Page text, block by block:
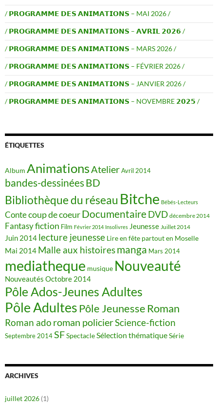
/ 𝗣𝗥𝗢𝗚𝗥𝗔𝗠𝗠𝗘 𝗗𝗘𝗦 𝗔𝗡𝗜𝗠𝗔𝗧𝗜𝗢𝗡𝗦 – MAI 2026 /
/ 𝗣𝗥𝗢𝗚𝗥𝗔𝗠𝗠𝗘 𝗗𝗘𝗦 𝗔𝗡𝗜𝗠𝗔𝗧𝗜𝗢𝗡𝗦 – 𝗔𝗩𝗥𝗜𝗟 𝟮𝟬𝟮𝟲 /
/ 𝗣𝗥𝗢𝗚𝗥𝗔𝗠𝗠𝗘 𝗗𝗘𝗦 𝗔𝗡𝗜𝗠𝗔𝗧𝗜𝗢𝗡𝗦 – MARS 2026 /
/ 𝗣𝗥𝗢𝗚𝗥𝗔𝗠𝗠𝗘 𝗗𝗘𝗦 𝗔𝗡𝗜𝗠𝗔𝗧𝗜𝗢𝗡𝗦 – FÉVRIER 2026 /
/ 𝗣𝗥𝗢𝗚𝗥𝗔𝗠𝗠𝗘 𝗗𝗘𝗦 𝗔𝗡𝗜𝗠𝗔𝗧𝗜𝗢𝗡𝗦 – JANVIER 2026 /
/ 𝗣𝗥𝗢𝗚𝗥𝗔𝗠𝗠𝗘 𝗗𝗘𝗦 𝗔𝗡𝗜𝗠𝗔𝗧𝗜𝗢𝗡𝗦 – NOVEMBRE 𝟮𝟬𝟮𝟱 /
ÉTIQUETTES
Album AnimationsAtelierAvril 2014
bandes-dessinéesBD
Bibliothèque du réseau Bitche Bébés-Lecteurs
Contecoup de coeurDocumentaireDVD décembre 2014
Fantasyfiction Film Février 2014 Insolivres Jeunesse Juillet 2014
Juin 2014 lecture jeunesse Lire en fête partout en Moselle
Mai 2014 Malle aux histoiresmanga Mars 2014
mediatheque musique Nouveauté
Nouveautés Octobre 2014
Pôle Ados-Jeunes Adultes
Pôle Adultes Pôle Jeunesse Roman
Roman ado roman policierScience-fiction
Septembre 2014 SFSpectacle Sélection thématiqueSérie
ARCHIVES
juillet 2026 (1)